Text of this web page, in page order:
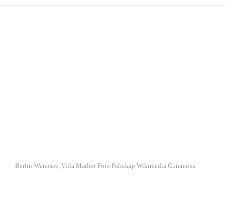
Berlin-Wannsee, Villa Marlier Foto Palickap Wikimedia Commons